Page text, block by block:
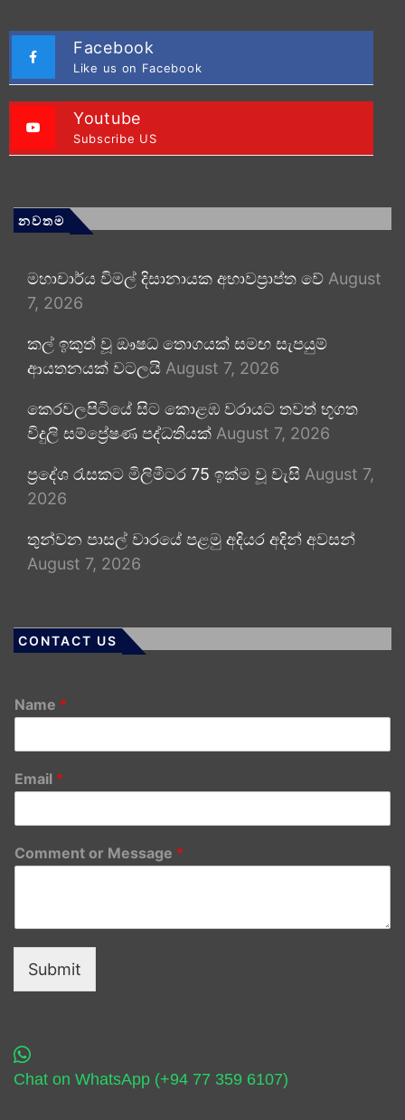
Facebook
Like us on Facebook
Youtube
Subscribe US
නවතම
මහාචාර්ය විමල් දිසානායක අභාවප්‍රාප්ත වේ August
7, 2026
කල් ඉකුත් වූ ඖෂධ තොගයක් සමඟ සැපයුම්
ආයතනයක් වටලයි August 7, 2026
කෙරවලපිටියේ සිට කොළඹ වරායට තවත් භූගත
විදුලි සම්ප්‍රේෂණ පද්ධතියක් August 7, 2026
ප්‍රදේශ රැසකට මිලිමීටර 75 ඉක්ම වූ වැසි August 7,
2026
තුන්වන පාසල් වාරයේ පළමු අදියර අදින් අවසන්
August 7, 2026
CONTACT US
Name *
Email *
Comment or Message *
Submit
Chat on WhatsApp (+94 77 359 6107)